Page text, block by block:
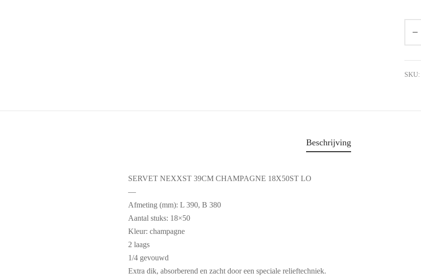
SKU:
Beschrijving
SERVET NEXXST 39CM CHAMPAGNE 18X50ST LO
—
Afmeting (mm): L 390, B 380
Aantal stuks: 18×50
Kleur: champagne
2 laags
1/4 gevouwd
Extra dik, absorberend en zacht door een speciale relieftechniek.